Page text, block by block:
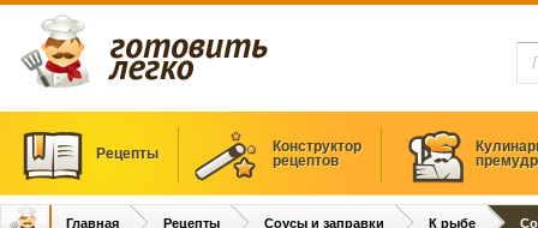
Рецепты
Конструктор
рецептов
Главная Рецепты Соусы и заправки К рыбе